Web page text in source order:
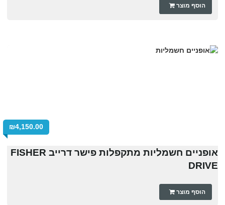
הוסף מוצר
₪4,150.00
אופניים חשמליות מתקפלות פישר דרייב FISHER
DRIVE
הוסף מוצר